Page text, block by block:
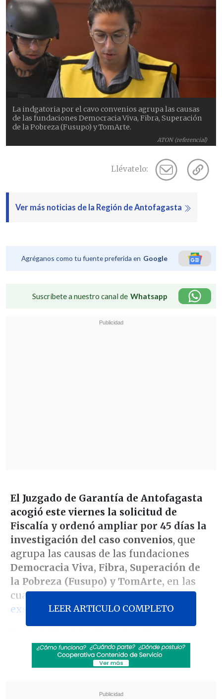
ATON (referencial)
La indgatoria por el cavo convenios agrupa las causas
de las fundaciones Democracia Viva, Fibra, Superación
de la Pobreza (Fusupo) y TomArte.
Llévatelo:
Ver más noticias de la Región de Antofagasta
Agréganos como tu fuente preferida en Google
Suscríbete a nuestro canal de Whatsapp
El Juzgado de Garantía de Antofagasta
acogió este viernes la solicitud de
Fiscalía y ordenó ampliar por 45 días la
investigación del caso convenios, que
agrupa las causas de las fundaciones
Democracia Viva, Fibra, Superación de
la Pobreza (Fusupo) y TomArte, en las
cuales se encuentraformalizado el
exseremiCarlos Contreras.
marco de laaudiencia de cierrede dicha
indagatoria, por lo que su conclusión
a las 08:30 de la mañana, instancia
LEER ARTICULO COMPLETO